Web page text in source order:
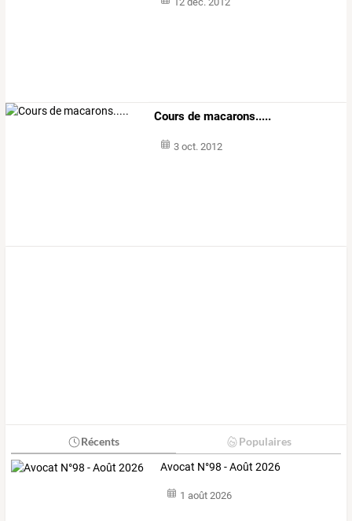
Cours de macarons.....
3 oct. 2012
Récents Populaires
Avocat N°98 - Août 2026
1 août 2026